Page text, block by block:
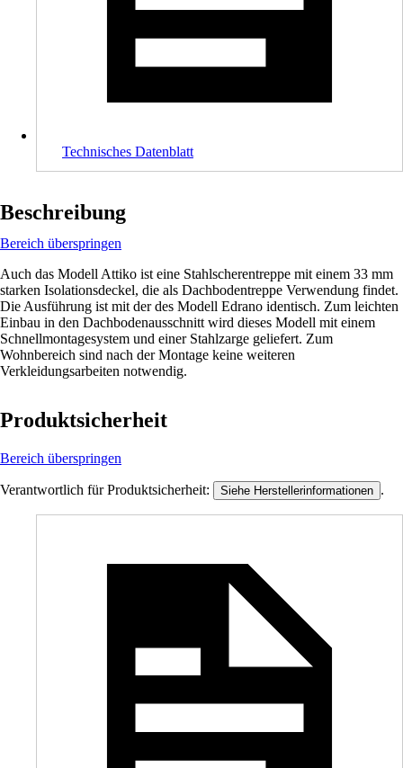
Technisches Datenblatt
Beschreibung
Bereich überspringen
Auch das Modell Attiko ist eine Stahlscherentreppe mit einem 33 mm
starken Isolationsdeckel, die als Dachbodentreppe Verwendung findet.
Die Ausführung ist mit der des Modell Edrano identisch. Zum leichten
Einbau in den Dachbodenausschnitt wird dieses Modell mit einem
Schnellmontagesystem und einer Stahlzarge geliefert. Zum
Wohnbereich sind nach der Montage keine weiteren
Verkleidungsarbeiten notwendig.
Produktsicherheit
Bereich überspringen
Verantwortlich für Produktsicherheit: Siehe Herstellerinformationen .